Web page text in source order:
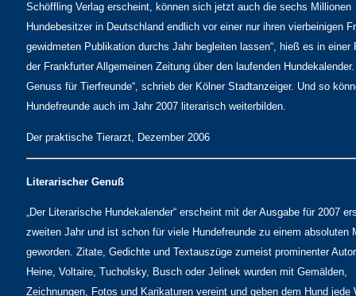
Schöffling Verlag erscheint, können sich jetzt auch die sechs Millionen
Hundebesitzer in Deutschland endlich vor einer nur ihren vierbeinigen
gewidmeten Publikation durchs Jahr begleiten lassen“, hieß es in einer
der Frankfurter Allgemeinen Zeitung über den laufenden Hundekalender.
Genuss für Tierfreunde“, schrieb der Kölner Stadtanzeiger. Und so
Hundefreunde auch im Jahr 2007 literarisch weiterbilden.
Der praktische Tierarzt, Dezember 2006
Literarischer Genuß
„Der Literarische Hundekalender“ erscheint mit der Ausgabe für 2007
zweiten Jahr und ist schon für viele Hundefreunde zu einem absoluten
geworden. Zitate, Gedichte und Textauszüge zumeist prominenter
Heine, Voltaire, Tucholsky, Busch oder Jelinek wurden mit Gemälden,
Zeichnungen, Fotos und Karikaturen vereint und geben dem Hund jede